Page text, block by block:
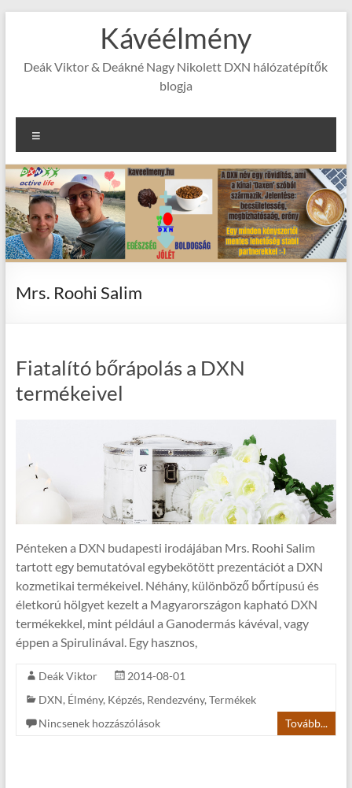
Kávéélmény
Deák Viktor & Deákné Nagy Nikolett DXN hálózatépítők
blogja
Mrs. Roohi Salim
Fiatalító bőrápolás a DXN
termékeivel
Pénteken a DXN budapesti irodájában Mrs. Roohi Salim
tartott egy bemutatóval egybekötött prezentációt a DXN
kozmetikai termékeivel. Néhány, különböző bőrtípusú és
életkorú hölgyet kezelt a Magyarországon kapható DXN
termékekkel, mint például a Ganodermás kávéval, vagy
éppen a Spirulinával. Egy hasznos,
Deák Viktor
2014-08-01
DXN, Élmény, Képzés, Rendezvény, Termékek
Nincsenek hozzászólások
Tovább...